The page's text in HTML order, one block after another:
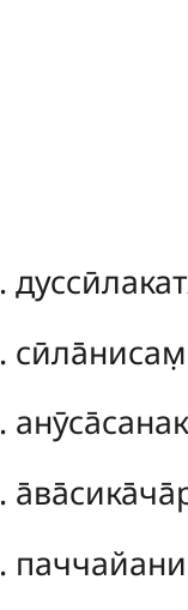
.
.
.
.
.